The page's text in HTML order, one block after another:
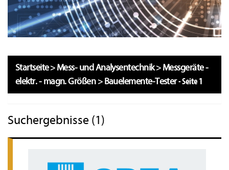
Startseite>Mess- und Analysentechnik >Messgeräte -
elektr. - magn. Größen >Bauelemente-Tester-Seite 1
Suchergebnisse (1)